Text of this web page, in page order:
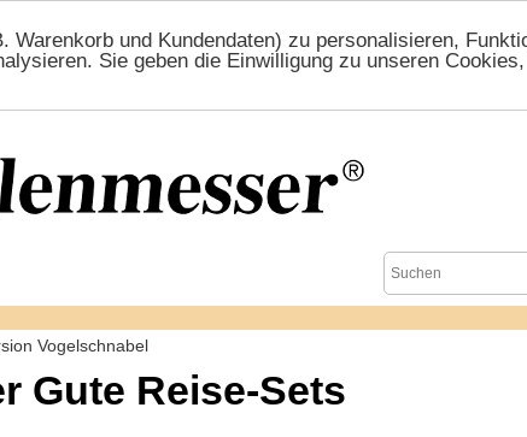
und Kundendaten) zu personalisieren,
Sie geben die Einwilligung zu unseren
Vogelschnabel
Gute Reise-Sets